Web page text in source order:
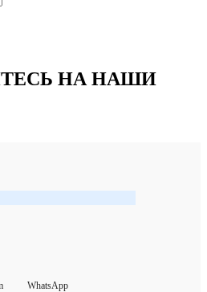
НА НАШИ
WhatsApp